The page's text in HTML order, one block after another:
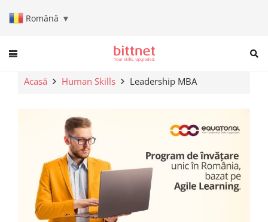
Română ▼
When autocomplete results
Acasă Human Skills Leadership MBA